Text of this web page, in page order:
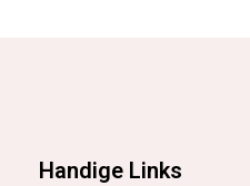
Handige Links